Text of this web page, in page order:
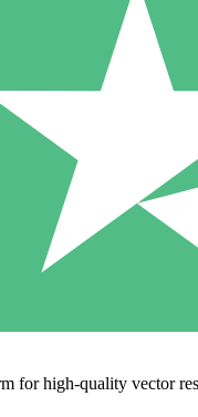
for high-quality vector